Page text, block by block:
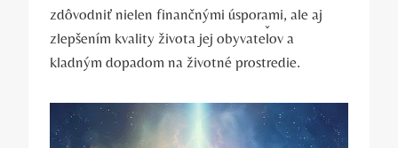
zdôvodniť nielen finančnými úsporami, ale aj
zlepšením kvality života jej obyvateľov a
kladným dopadom na životné prostredie.